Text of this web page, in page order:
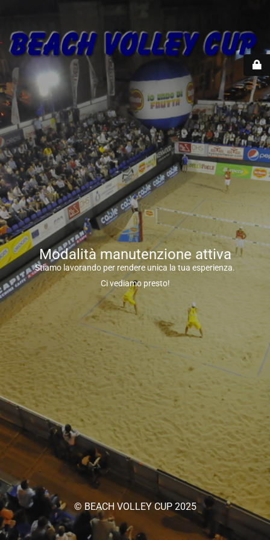
Modalità manutenzione attiva
Stiamo lavorando per rendere unica la tua esperienza.
Ci vediamo presto!
© BEACH VOLLEY CUP 2025